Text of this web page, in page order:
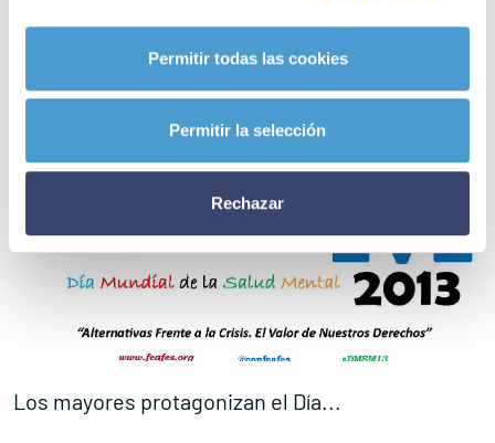
Permitir todas las cookies
Permitir la selección
Rechazar
Los mayores protagonizan el Día...